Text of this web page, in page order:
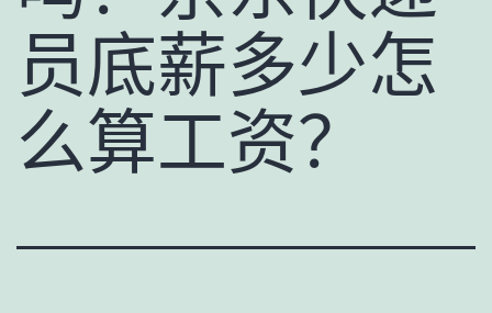
员底薪多少怎
么算工资？